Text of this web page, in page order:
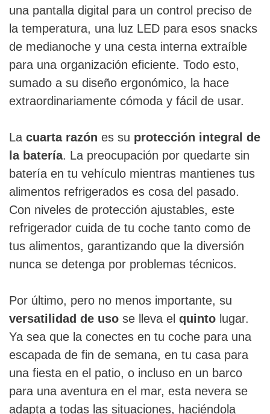
una pantalla digital para un control preciso de
la temperatura, una luz LED para esos snacks
de medianoche y una cesta interna extraíble
para una organización eficiente. Todo esto,
sumado a su diseño ergonómico, la hace
extraordinariamente cómoda y fácil de usar.
La cuarta razón es su protección integral de
la batería. La preocupación por quedarte sin
batería en tu vehículo mientras mantienes tus
alimentos refrigerados es cosa del pasado.
Con niveles de protección ajustables, este
refrigerador cuida de tu coche tanto como de
tus alimentos, garantizando que la diversión
nunca se detenga por problemas técnicos.
Por último, pero no menos importante, su
versatilidad de uso se lleva el quinto lugar.
Ya sea que la conectes en tu coche para una
escapada de fin de semana, en tu casa para
una fiesta en el patio, o incluso en un barco
para una aventura en el mar, esta nevera se
adapta a todas las situaciones, haciéndola